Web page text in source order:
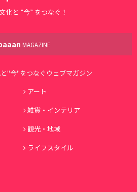
化と ”今” をつなぐ！
MAGAZINE
"今"をつなぐウェブマガジン
アート
雑貨・インテリア
観光・地域
ライフスタイル